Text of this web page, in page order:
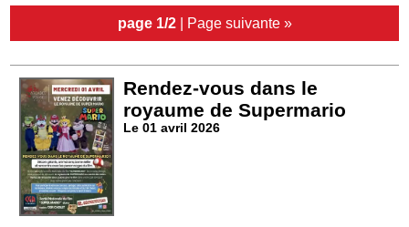
page 1/2| Page suivante »
Rendez-vous dans le
royaume de Supermario
Le 01 avril 2026